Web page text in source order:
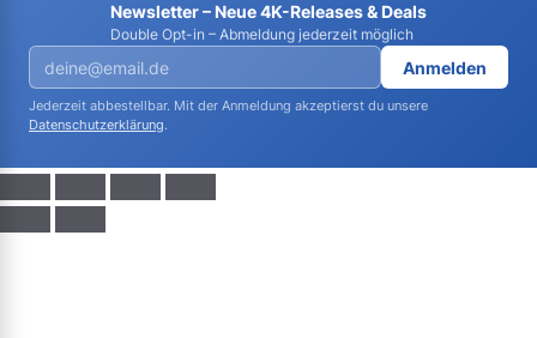
Newsletter – Neue 4K-Releases & Deals
Double Opt-in – Abmeldung jederzeit möglich
Anmelden
Jederzeit abbestellbar. Mit der Anmeldung akzeptierst du unsere
Datenschutzerklärung.